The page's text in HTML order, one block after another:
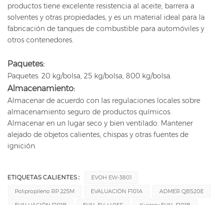
productos tiene excelente resistencia al aceite, barrera a
solventes y otras propiedades, y es un material ideal para la
fabricación de tanques de combustible para automóviles y
otros contenedores.
Paquetes:
Paquetes: 20 kg/bolsa, 25 kg/bolsa, 800 kg/bolsa.
Almacenamiento:
Almacenar de acuerdo con las regulaciones locales sobre
almacenamiento seguro de productos químicos.
Almacenar en un lugar seco y bien ventilado. Mantener
alejado de objetos calientes, chispas y otras fuentes de
ignición.
ETIQUETAS CALIENTES :
EVOH EW-3801
Polipropileno RP 225M
EVALUACIÓN F101A
ADMER QB520E